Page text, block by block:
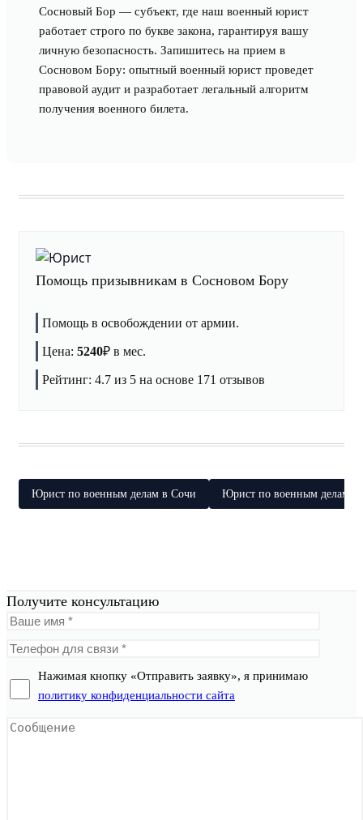
Сосновый Бор — субъект, где наш военный юрист
работает строго по букве закона, гарантируя вашу
личную безопасность. Запишитесь на прием в
Сосновом Бору: опытный военный юрист проведет
правовой аудит и разработает легальный алгоритм
получения военного билета.
Помощь призывникам в Сосновом Бору
Помощь в освобождении от армии.
Цена: 5240₽ в мес.
Рейтинг: 4.7 из 5 на основе 171 отзывов
Юрист по военным делам в Сочи Юрист по военным делам в
Получите консультацию
Нажимая кнопку «Отправить заявку», я принимаю
политику конфиденциальности сайта